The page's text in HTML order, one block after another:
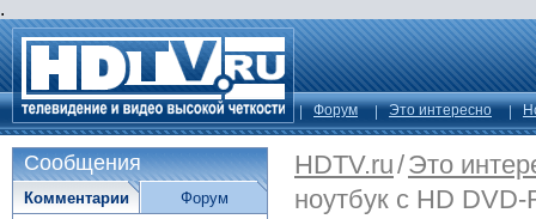
.
Форум Это интересно
HDTV.ru/Это
ноутбук с HD DVD-
Сообщения
Комментарии Форум